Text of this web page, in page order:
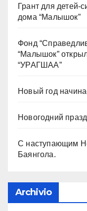
Грант для детей-
дома “Малышок”
Фонд
“Малышок”
“УРАГШАА”
Новый год
Новогодний
С наступающим
Баянгола.
Archivio